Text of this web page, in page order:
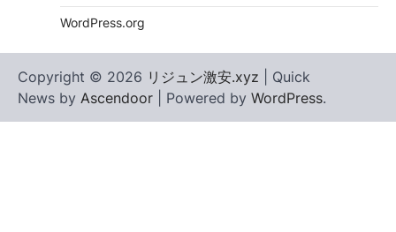
WordPress.org
Copyright © 2026 リジュン激安.xyz | Quick
News by Ascendoor | Powered by WordPress.